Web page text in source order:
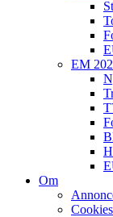
EM
Om
Cookies